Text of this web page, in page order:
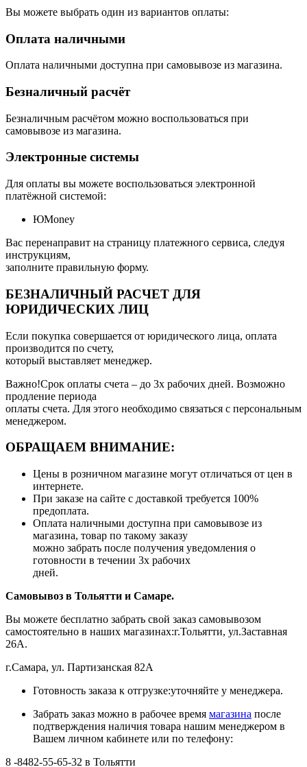
Вы можете выбрать один из вариантов оплаты:
Оплата наличными
Оплата наличными доступна при самовывозе из магазина.
Безналичный расчёт
Безналичным расчётом можно воспользоваться при
самовывозе из магазина.
Электронные системы
Для оплаты вы можете воспользоваться электронной
платёжной системой:
ЮMoney
Вас перенаправит на страницу платежного сервиса, следуя
инструкциям,
заполните правильную форму.
БЕЗНАЛИЧНЫЙ РАСЧЕТ ДЛЯ
ЮРИДИЧЕСКИХ ЛИЦ
Если покупка совершается от юридического лица, оплата
производится по счету,
который выставляет менеджер.
Важно!Срок оплаты счета – до 3х рабочих дней. Возможно
продление периода
оплаты счета. Для этого необходимо связаться с персональным
менеджером.
ОБРАЩАЕМ ВНИМАНИЕ:
Цены в розничном магазине могут отличаться от цен в
интернете.
При заказе на сайте с доставкой требуется 100%
предоплата.
Оплата наличными доступна при самовывозе из
магазина, товар по такому заказу
можно забрать после получения уведомления о
готовности в течении 3х рабочих
дней.
Самовывоз в Тольятти и Самаре.
Вы можете бесплатно забрать свой заказ самовывозом
самостоятельно в наших магазинах:г.Тольятти, ул.Заставная
26А.
г.Самара, ул. Партизанская 82А
Готовность заказа к отгрузке:уточняйте у менеджера.
Забрать заказ можно в рабочее время магазина после
подтверждения наличия товара нашим менеджером в
Вашем личном кабинете или по телефону:
8 -8482-55-65-32 в Тольятти